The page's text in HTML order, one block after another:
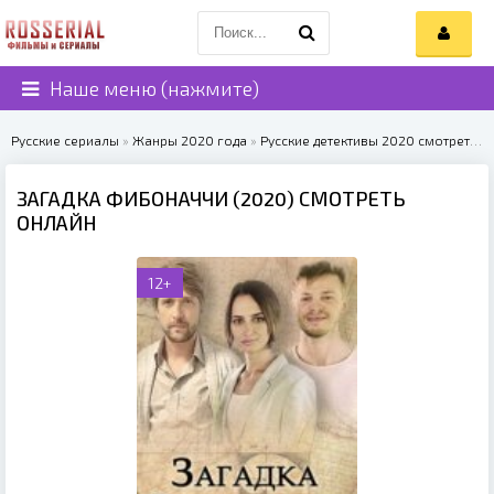
Наше меню (нажмите)
Русские сериалы » Жанры 2020 года » Русские детективы 2020 смотреть онлайн
ЗАГАДКА ФИБОНАЧЧИ (2020) СМОТРЕТЬ
ОНЛАЙН
12+